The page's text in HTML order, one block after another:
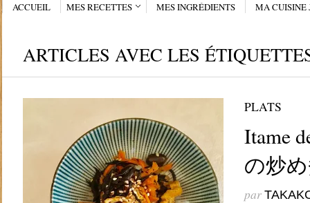
ACCUEIL MES RECETTES MES INGRÉDIENTS MA CUISINE
ARTICLES AVEC LES
PLATS
Itame
の炒
par